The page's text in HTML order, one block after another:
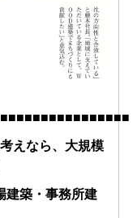
えなら、大規模
建築・事務所建